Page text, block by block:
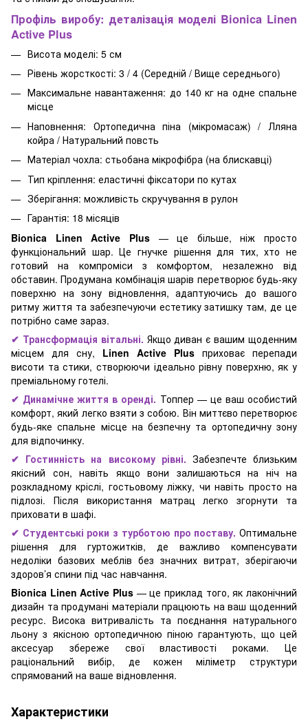
Профіль виробу: деталізація моделі Bionica Linen
Active Plus
Висота моделі: 5 см
Рівень жорсткості: 3 / 4 (Середній / Вище середнього)
Максимальне навантаження: до 140 кг на одне спальне
місце
Наповнення: Ортопедична піна (мікромасаж) / Лляна
койра / Натуральний повсть
Матеріал чохла: стьобана мікрофібра (на блискавці)
Тип кріплення: еластичні фіксатори по кутах
Зберігання: можливість скручування в рулон
Гарантія: 18 місяців
Bionica Linen Active Plus— це більше, ніж просто
функціональний шар. Це гнучке рішення для тих, хто не
готовий на компроміси з комфортом, незалежно від
обставин. Продумана комбінація шарів перетворює будь-яку
поверхню на зону відновлення, адаптуючись до вашого
ритму життя та забезпечуючи естетику затишку там, де це
потрібно саме зараз.
✔ Трансформація вітальні. Якщо диван є вашим щоденним
місцем для сну, Linen Active Plus приховає перепади
висоти та стики, створюючи ідеально рівну поверхню, як у
преміальному готелі.
✔ Динамічне життя в оренді. Топпер — це ваш особистий
комфорт, який легко взяти з собою. Він миттєво перетворює
будь-яке спальне місце на безпечну та ортопедичну зону
для відпочинку.
✔ Гостинність на високому рівні. Забезпечте близьким
якісний сон, навіть якщо вони залишаються на ніч на
розкладному кріслі, гостьовому ліжку, чи навіть просто на
підлозі. Після використання матрац легко згорнути та
приховати в шафі.
✔ Студентські роки з турботою про поставу. Оптимальне
рішення для гуртожитків, де важливо компенсувати
недоліки базових меблів без значних витрат, зберігаючи
здоров’я спини під час навчання.
Bionica Linen Active Plus — це приклад того, як лаконічний
дизайн та продумані матеріали працюють на ваш щоденний
ресурс. Висока витривалість та поєднання натурального
льону з якісною ортопедичною піною гарантують, що цей
аксесуар збереже свої властивості роками. Це
раціональний вибір, де кожен міліметр структури
спрямований на ваше відновлення.
Характеристики